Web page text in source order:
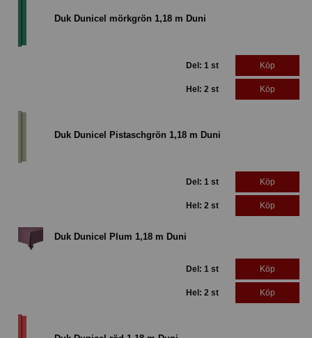
Duk Dunicel mörkgrön 1,18 m Duni
Del: 1 st Köp
Hel: 2 st Köp
Duk Dunicel Pistaschgrön 1,18 m Duni
Del: 1 st Köp
Hel: 2 st Köp
Duk Dunicel Plum 1,18 m Duni
Del: 1 st Köp
Hel: 2 st Köp